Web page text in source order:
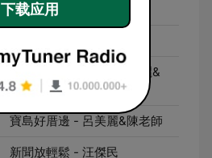
洪福村俱樂部 - 小洪&小真
呂總morning call - 呂美麗&
狄志為
寶島好厝邊 - 呂美麗&陳老師
新聞放輕鬆 - 汪傑民
下载应用